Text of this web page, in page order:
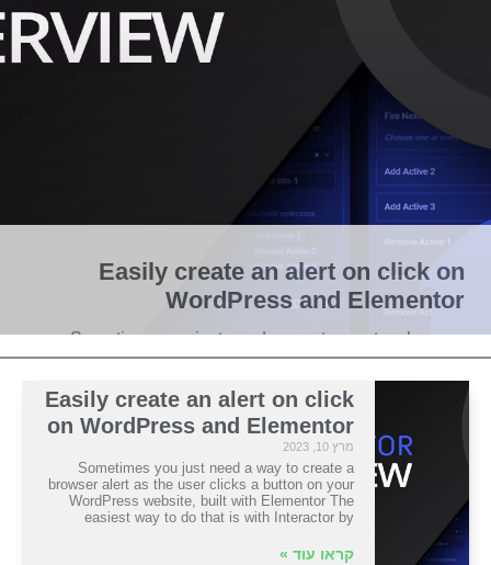
Easily create an alert on click on
WordPress and Elementor
Sometimes you just need a way to create a browser
website, built with Elementor The easiest way to do that
קראו עוד »
Easily create an alert on click
on WordPress and Elementor
מרץ 10, 2023
Sometimes you just need a way to create a
browser alert as the user clicks a button on your
WordPress website, built with Elementor The
easiest way to do that is with Interactor by
קראו עוד »